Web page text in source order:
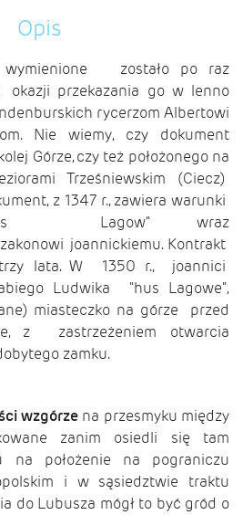
Opis
zostało po raz
przekazania go w lenno
rycerzom Albertowi
Nie wiemy, czy dokument
Górze, czy też położonego na
Trześniewskim (Ciecz)
z 1347 r., zawiera warunki
"hus Lagow" wraz
joannickiemu. Kontrakt
lata. W 1350 r., joannici
Ludwika "hus Lagowe",
miasteczko na górze przed
z zastrzeżeniem otwarcia
zamku.
wzgórze na przesmyku między
zanim osiedli się tam
na położenie na pograniczu
i w sąsiedztwie traktu
do Lubusza mógł to być gród o